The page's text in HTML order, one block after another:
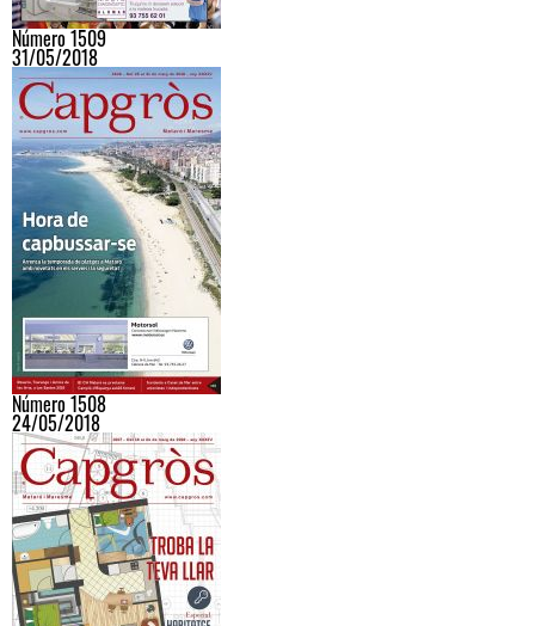
Número 1509
31/05/2018
Número 1508
24/05/2018